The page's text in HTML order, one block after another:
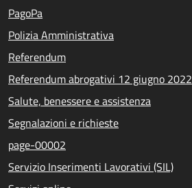
PagoPa
Polizia Amministrativa
Referendum
Referendum abrogativi 12 giugno 2022
Salute, benessere e assistenza
Segnalazioni e richieste
page-00002
Servizio Inserimenti Lavorativi (SIL)